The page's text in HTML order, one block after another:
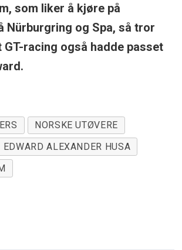
som liker å kjøre på
Nürburgring og Spa, så tror
GT-racing også hadde passet
NORSKE UTØVERE
EDWARD ALEXANDER HUSA